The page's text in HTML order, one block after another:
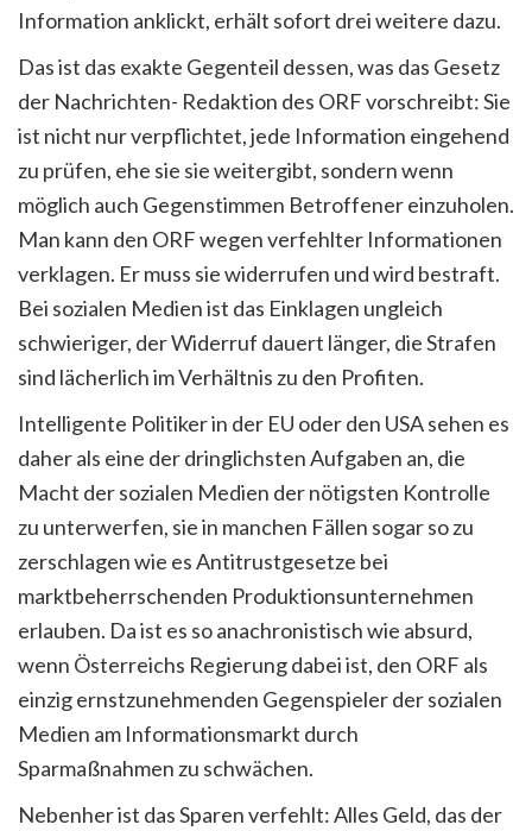
Information anklickt, erhält sofort drei weitere dazu.
Das ist das exakte Gegenteil dessen, was das Gesetz
der Nachrichten- Redaktion des ORF vorschreibt: Sie
ist nicht nur verpflichtet, jede Information eingehend
zu prüfen, ehe sie sie weitergibt, sondern wenn
möglich auch Gegenstimmen Betroffener einzuholen.
Man kann den ORF wegen verfehlter Informationen
verklagen. Er muss sie widerrufen und wird bestraft.
Bei sozialen Medien ist das Einklagen ungleich
schwieriger, der Widerruf dauert länger, die Strafen
sind lächerlich im Verhältnis zu den Profiten.
Intelligente Politiker in der EU oder den USA sehen es
daher als eine der dringlichsten Aufgaben an, die
Macht der sozialen Medien der nötigsten Kontrolle
zu unterwerfen, sie in manchen Fällen sogar so zu
zerschlagen wie es Antitrustgesetze bei
marktbeherrschenden Produktionsunternehmen
erlauben. Da ist es so anachronistisch wie absurd,
wenn Österreichs Regierung dabei ist, den ORF als
einzig ernstzunehmenden Gegenspieler der sozialen
Medien am Informationsmarkt durch
Sparmaßnahmen zu schwächen.
Nebenher ist das Sparen verfehlt: Alles Geld, das der